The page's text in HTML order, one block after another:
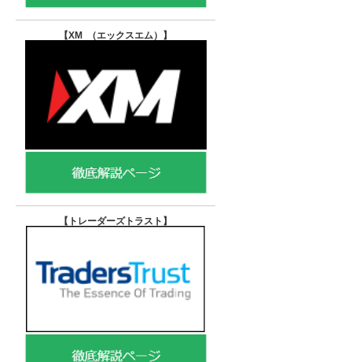
【XM （エックスエム） 】
【トレーダーズトラスト 】